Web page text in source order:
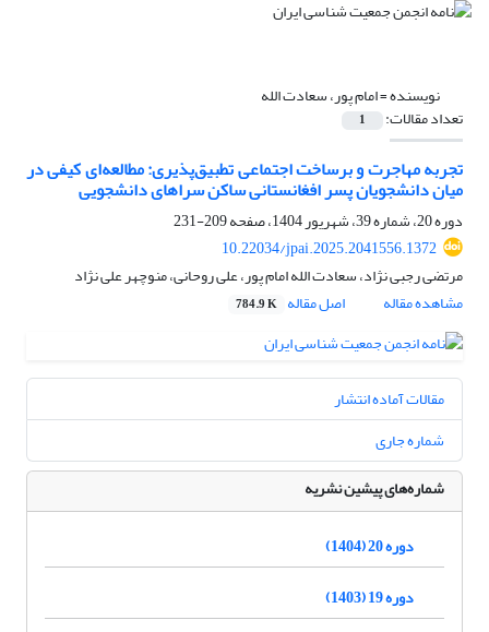
نویسنده =امام پور، سعادت الله
تعداد مقالات: 1
تجربه مهاجرت و برساخت اجتماعی تطبیق‌پذیری: مطالعه‌ای کیفی در
میان دانشجویان پسر افغانستانی ساکن سراهای دانشجویی
دوره 20، شماره 39، شهریور 1404، صفحه
209-231
10.22034/jpai.2025.2041556.1372
مرتضی رجبی نژاد، سعادت الله امام پور، علی روحانی، منوچهر علی نژاد
مشاهده مقاله
اصل مقاله 784.9 K
مقالات آماده انتشار
شماره جاری
شماره‌های پیشین نشریه
دوره 20 (1404)
دوره 19 (1403)